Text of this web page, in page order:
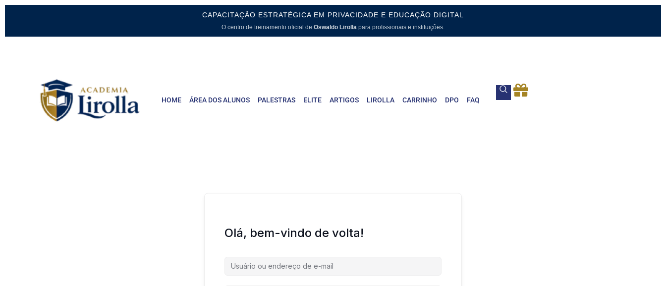
CAPACITAÇÃO ESTRATÉGICA EM PRIVACIDADE E EDUCAÇÃO DIGITAL
O centro de treinamento oficial de Oswaldo Lirolla para profissionais e instituições.
HOME ÁREA DOS ALUNOS PALESTRAS ELITE ARTIGOS LIROLLA CARRINHO DPO FAQ
Olá, bem-vindo de volta!